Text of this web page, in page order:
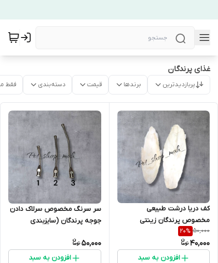
غذای پرندگان
پربازدیدترین برندها قیمت دسته‌بندی فقط
کف دریا درشت طبیعی
مخصوص پرندگان زینتی
50,000
20%
40,000
افزودن به سبد
سر سرنگ مخصوص سرلاک دادن
جوجه پرندگان (سایزبندی
50,000
افزودن به سبد